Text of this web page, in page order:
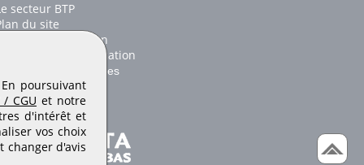
secteur BTP
du site
Conseils d'utilisation
Conditions de publication
Paramètres des cookies
poursuivant
/ CGU et notre
d'intérêt et
vos choix
changer d'avis